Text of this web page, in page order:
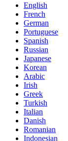
English
French
German
Portuguese
Spanish
Russian
Japanese
Korean
Arabic
Irish
Greek
Turkish
Italian
Danish
Romanian
Indonesian